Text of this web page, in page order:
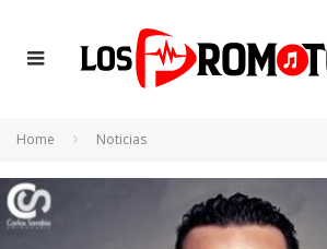
Home Noticias